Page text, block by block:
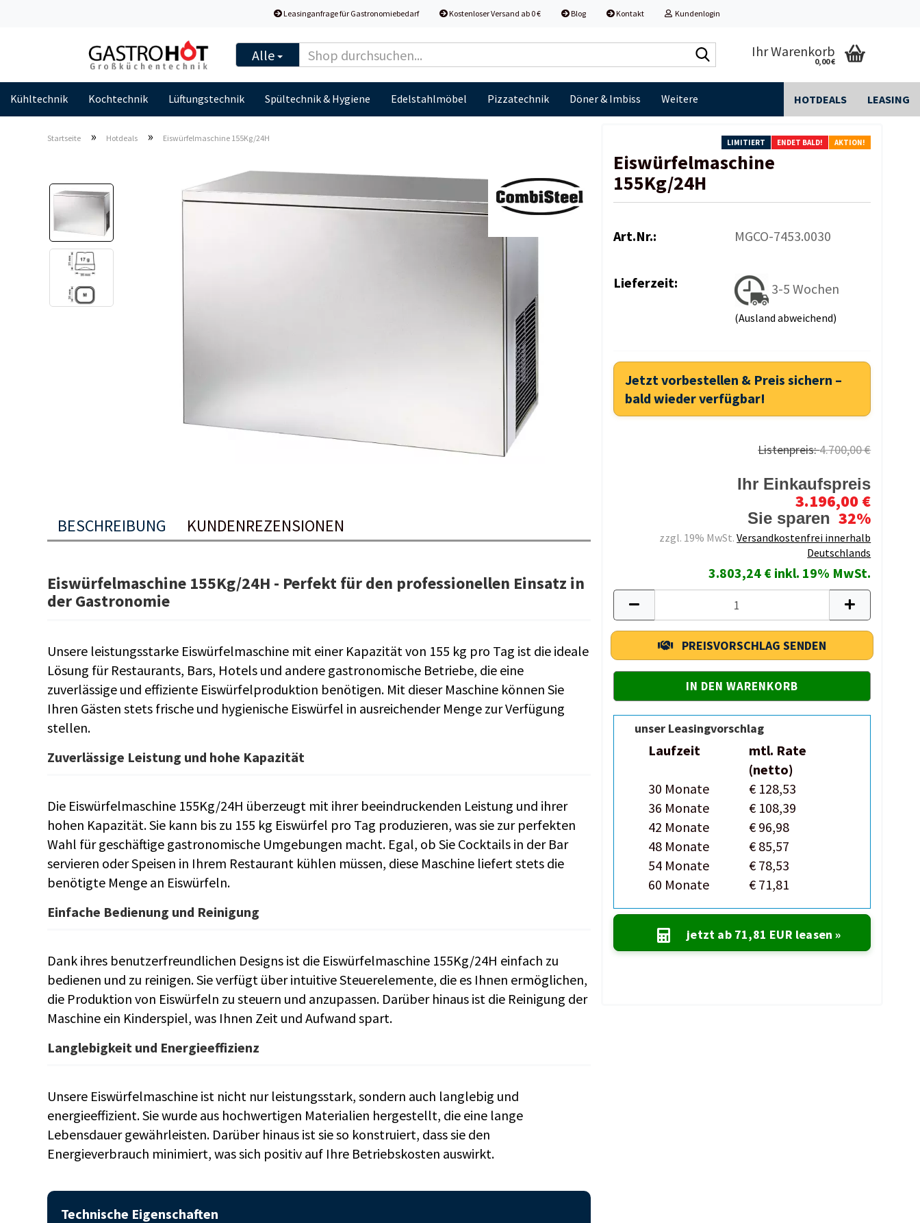
Leasinganfrage für Gastronomiebedarf Kostenloser Versand ab 0 € Blog Kontakt Kundenlogin
Alle
durchsuchen...
Ihr Warenkorb
0,00 €
Kühltechnik Kochtechnik Lüftungstechnik Spültechnik & Hygiene Edelstahlmöbel Pizzatechnik Döner & Imbiss HOTDEALS LEASING
Weitere
Startseite » Hotdeals » Eiswürfelmaschine 155Kg/24H LIMITIERT ENDET BALD! AKTION!
Eiswürfelmaschine
155Kg/24H
Art.Nr.: MGCO-7453.0030
Lieferzeit: 3-5 Wochen
(Ausland abweichend)
Jetzt vorbestellen & Preis sichern –
bald wieder verfügbar!
Listenpreis:4.700,00 €
Ihr Einkaufspreis
3.196,00 €
Sie sparen 32%
zzgl. 19% MwSt.Versandkostenfrei innerhalb
Deutschlands
3.803,24 € inkl. 19% MwSt.
PREISVORSCHLAG SENDEN
unser Leasingvorschlag
Laufzeit
mtl. Rate
(netto)
30 Monate
€ 128,53
36 Monate
€ 108,39
42 Monate
€ 96,98
48 Monate
€ 85,57
54 Monate
€ 78,53
60 Monate
€ 71,81
jetzt ab 71,81 EUR leasen »
BESCHREIBUNG KUNDENREZENSIONEN
Eiswürfelmaschine 155Kg/24H - Perfekt für den professionellen Einsatz in
der Gastronomie
Unsere leistungsstarke Eiswürfelmaschine mit einer Kapazität von 155 kg pro Tag ist die ideale
Lösung für Restaurants, Bars, Hotels und andere gastronomische Betriebe, die eine
zuverlässige und effiziente Eiswürfelproduktion benötigen. Mit dieser Maschine können Sie
Ihren Gästen stets frische und hygienische Eiswürfel in ausreichender Menge zur Verfügung
stellen.
Zuverlässige Leistung und hohe Kapazität
Die Eiswürfelmaschine 155Kg/24H überzeugt mit ihrer beeindruckenden Leistung und ihrer
hohen Kapazität. Sie kann bis zu 155 kg Eiswürfel pro Tag produzieren, was sie zur perfekten
Wahl für geschäftige gastronomische Umgebungen macht. Egal, ob Sie Cocktails in der Bar
servieren oder Speisen in Ihrem Restaurant kühlen müssen, diese Maschine liefert stets die
benötigte Menge an Eiswürfeln.
Einfache Bedienung und Reinigung
Dank ihres benutzerfreundlichen Designs ist die Eiswürfelmaschine 155Kg/24H einfach zu
bedienen und zu reinigen. Sie verfügt über intuitive Steuerelemente, die es Ihnen ermöglichen,
die Produktion von Eiswürfeln zu steuern und anzupassen. Darüber hinaus ist die Reinigung der
Maschine ein Kinderspiel, was Ihnen Zeit und Aufwand spart.
Langlebigkeit und Energieeffizienz
Unsere Eiswürfelmaschine ist nicht nur leistungsstark, sondern auch langlebig und
energieeffizient. Sie wurde aus hochwertigen Materialien hergestellt, die eine lange
Lebensdauer gewährleisten. Darüber hinaus ist sie so konstruiert, dass sie den
Energieverbrauch minimiert, was sich positiv auf Ihre Betriebskosten auswirkt.
Technische Eigenschaften